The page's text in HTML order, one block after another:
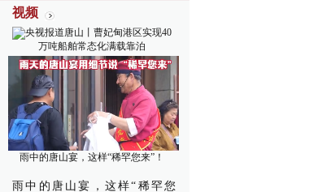
视频
央视报道唐山丨曹妃甸港区实现40
万吨船舶常态化满载靠泊
雨中的唐山宴，这样“稀罕您来”！
雨中的唐山宴，这样“稀罕您